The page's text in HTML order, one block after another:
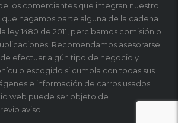
los comerciantes que integran nuestro
hagamos parte alguna de la cadena
ley 1480 de 2011, percibamos comisión o
Recomendamos asesorarse
efectuar algún tipo de negocio y
escogido si cumpla con todas sus
e información de carros usados
web puede ser objeto de
aviso.